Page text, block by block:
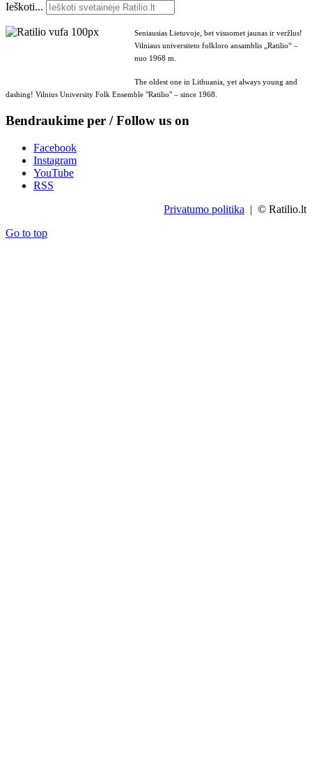
Ieškoti...
Seniausias Lietuvoje, bet visuomet jaunas ir veržlus!
Vilniaus universiteto folkloro ansamblis „Ratilio“ –
nuo 1968 m.
The oldest one in Lithuania, yet always young and
dashing! Vilnius University Folk Ensemble "Ratilio" – since 1968.
Bendraukime per / Follow us on
Facebook
Instagram
YouTube
RSS
Privatumo politika | © Ratilio.lt
Go to top